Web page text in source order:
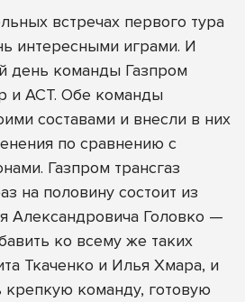
встречах первого тура
интересными играми. И
день команды Газпром
и АСТ. Обе команды
составами и внесли в них
по сравнению с
Газпром трансгаз
на половину состоит из
Александровича Головко —
ко всему же таких
Ткаченко и Илья Хмара, и
команду, готовую